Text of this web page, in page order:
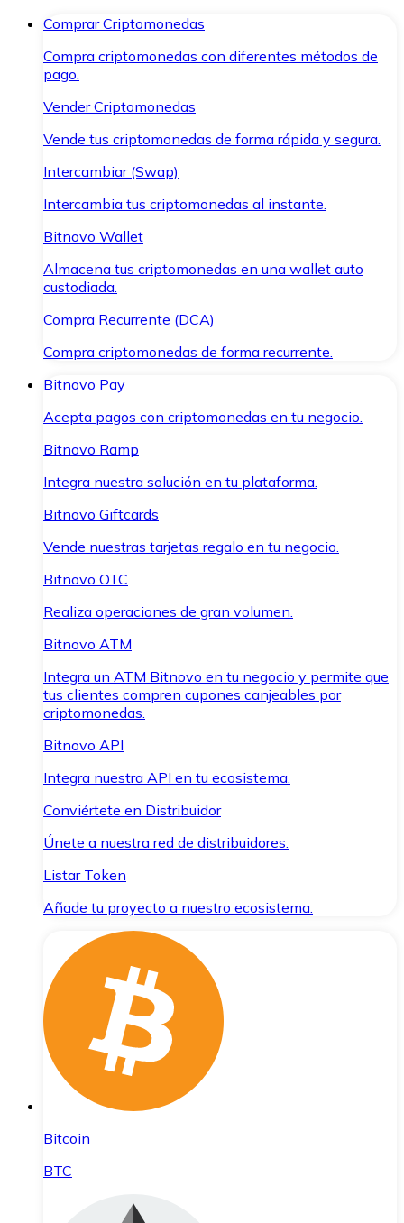
Comprar Criptomonedas
Compra criptomonedas con diferentes métodos de
pago.
Vender Criptomonedas
Vende tus criptomonedas de forma rápida y segura.
Intercambiar (Swap)
Intercambia tus criptomonedas al instante.
Bitnovo Wallet
Almacena tus criptomonedas en una wallet auto
custodiada.
Compra Recurrente (DCA)
Compra criptomonedas de forma recurrente.
Bitnovo Pay
Acepta pagos con criptomonedas en tu negocio.
Bitnovo Ramp
Integra nuestra solución en tu plataforma.
Bitnovo Giftcards
Vende nuestras tarjetas regalo en tu negocio.
Bitnovo OTC
Realiza operaciones de gran volumen.
Bitnovo ATM
Integra un ATM Bitnovo en tu negocio y permite que
tus clientes compren cupones canjeables por
criptomonedas.
Bitnovo API
Integra nuestra API en tu ecosistema.
Conviértete en Distribuidor
Únete a nuestra red de distribuidores.
Listar Token
Añade tu proyecto a nuestro ecosistema.
Bitcoin
BTC